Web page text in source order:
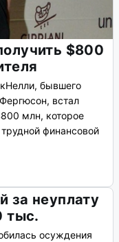
$800
бывшего
встал
млн, которое
финансовой
за неуплату
тыс.
осуждения